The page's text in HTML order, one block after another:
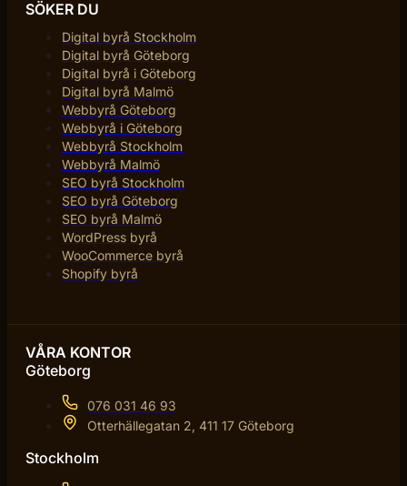
SÖKER DU
Digital byrå Stockholm
Digital byrå Göteborg
Digital byrå i Göteborg
Digital byrå Malmö
Webbyrå Göteborg
Webbyrå i Göteborg
Webbyrå Stockholm
Webbyrå Malmö
SEO byrå Stockholm
SEO byrå Göteborg
SEO byrå Malmö
WordPress byrå
WooCommerce byrå
Shopify byrå
VÅRA KONTOR
Göteborg
076 031 46 93
Otterhällegatan 2, 411 17 Göteborg
Stockholm